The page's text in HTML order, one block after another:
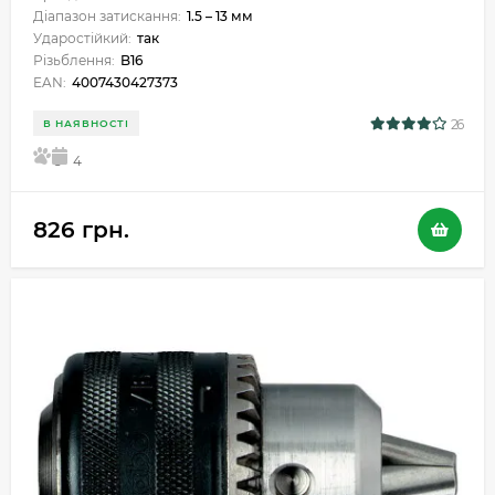
Діапазон затискання: 1.5 – 13 мм
Ударостійкий: так
Різьблення: B16
EAN: 4007430427373
В НАЯВНОСТІ 26
5 4
826 грн.